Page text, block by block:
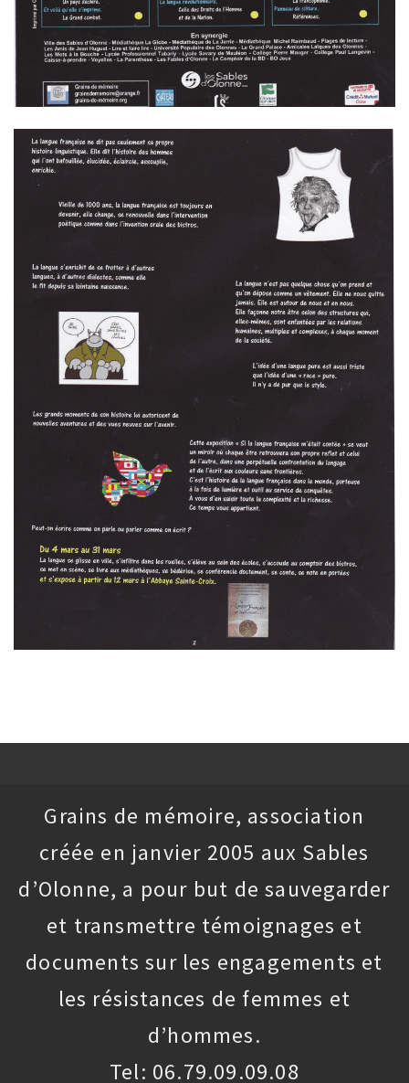
Grains de mémoire, association
créée en janvier 2005 aux Sables
d’Olonne, a pour but de sauvegarder
et transmettre témoignages et
documents sur les engagements et
les résistances de femmes et
d’hommes.
Tel: 06.79.09.09.08